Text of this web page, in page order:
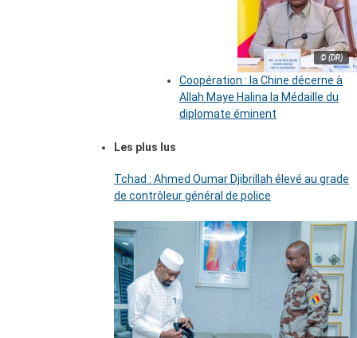
© (DR)
Coopération : la Chine décerne à
Allah Maye Halina la Médaille du
diplomate éminent
Les plus lus
Tchad : Ahmed Oumar Djibrillah élevé au grade
de contrôleur général de police